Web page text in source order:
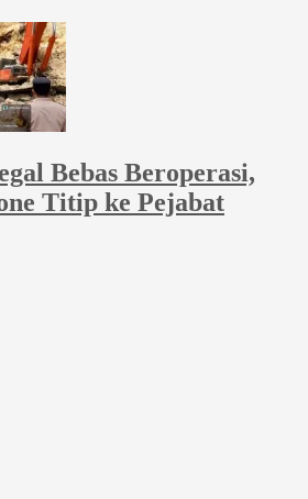
Bebas Beroperasi,
Titip ke Pejabat